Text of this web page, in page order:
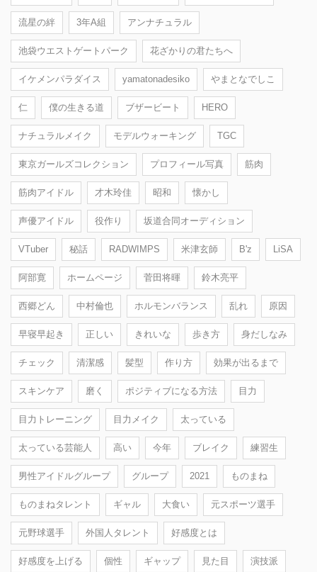
流星の絆 3年A組 アンナチュラル
池袋ウエストゲートパーク 花ざかりの君たちへ
イケメンパラダイス yamatonadesiko やまとなでしこ
仁 僕の生きる道 ブザービート HERO
ナチュラルメイク モデルウォーキング TGC
東京ガールズコレクション プロフィール写真 筋肉
筋肉アイドル 才木玲佳 昭和 懐かし
声優アイドル 役作り 坂道合同オーディション
VTuber 秘話 RADWIMPS 米津玄師 B'z LiSA
阿部寛 ホームページ 菅田将暉 鈴木亮平
西郷どん 中村倫也 ホルモンバランス 乱れ 原因
早寝早起き 正しい きれいな 歩き方 身だしなみ
チェック 清潔感 髪型 作り方 効果が出るまで
スキンケア 磨く ポジティブになる方法 目力
目力トレーニング 目力メイク 太っている
太っている芸能人 高い 今年 ブレイク 練習生
男性アイドルグループ グループ 2021 ものまね
ものまねタレント ギャル 大食い 元スポーツ選手
元野球選手 外国人タレント 好感度とは
好感度を上げる 個性 ギャップ 見た目 演技派